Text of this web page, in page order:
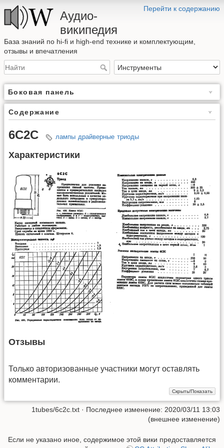
Перейти к содержанию
Аудио-
википедия
База знаний по hi-fi и high-end технике и комплектующим,
отзывы и впечатления
Боковая панель
Содержание
6С2С лампы драйверные триоды
Характеристики
Отзывы
Только авторизованные участники могут оставлять
комментарии.
1tubes/6с2с.txt · Последнее изменение: 2020/03/11 13:03
(внешнее изменение)
Если не указано иное, содержимое этой вики предоставляется